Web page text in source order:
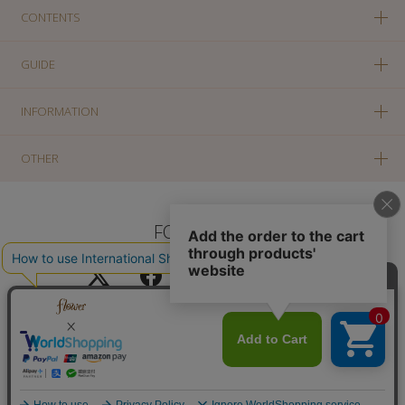
CONTENTS
GUIDE
INFORMATION
OTHER
FOLLOW US
PC版に切り替え
Copyright(c) SOLA OF TOKYO CO., LTD All Rights Reserved.